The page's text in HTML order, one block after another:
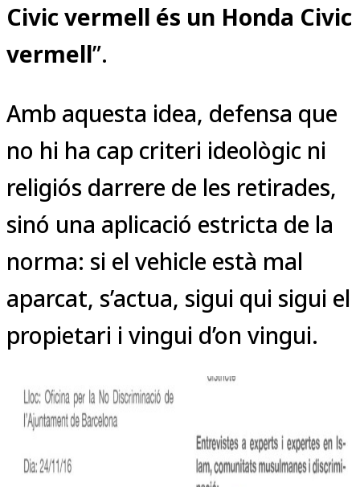
Civic vermell és un Honda Civic
vermell”.
Amb aquesta idea, defensa que
no hi ha cap criteri ideològic ni
religiós darrere de les retirades,
sinó una aplicació estricta de la
norma: si el vehicle està mal
aparcat, s’actua, sigui qui sigui el
propietari i vingui d’on vingui.